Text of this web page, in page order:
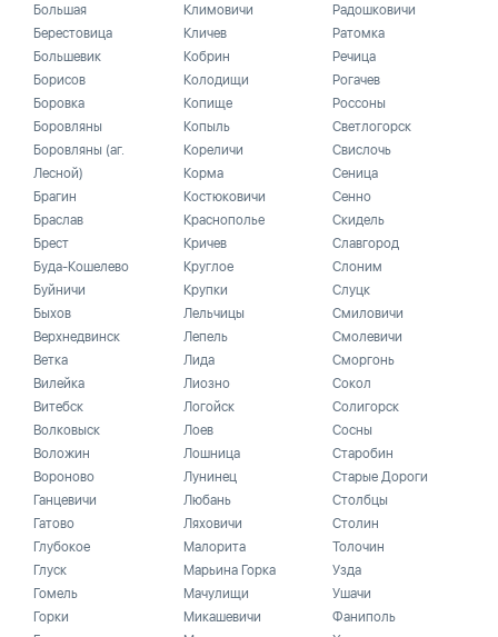
Большая
Берестовица
Большевик
Борисов
Боровка
Боровляны
Боровляны (аг.
Лесной)
Брагин
Браслав
Брест
Буда-Кошелево
Буйничи
Быхов
Верхнедвинск
Ветка
Вилейка
Витебск
Волковыск
Воложин
Вороново
Ганцевичи
Гатово
Глубокое
Глуск
Гомель
Горки
Климовичи
Кличев
Кобрин
Колодищи
Копище
Копыль
Кореличи
Корма
Костюковичи
Краснополье
Кричев
Круглое
Крупки
Лельчицы
Лепель
Лида
Лиозно
Логойск
Лоев
Лошница
Лунинец
Любань
Ляховичи
Малорита
Марьина Горка
Мачулищи
Микашевичи
Радошковичи
Ратомка
Речица
Рогачев
Россоны
Светлогорск
Свислочь
Сеница
Сенно
Скидель
Славгород
Слоним
Слуцк
Смиловичи
Смолевичи
Сморгонь
Сокол
Солигорск
Сосны
Старобин
Старые Дороги
Столбцы
Столин
Толочин
Узда
Ушачи
Фаниполь